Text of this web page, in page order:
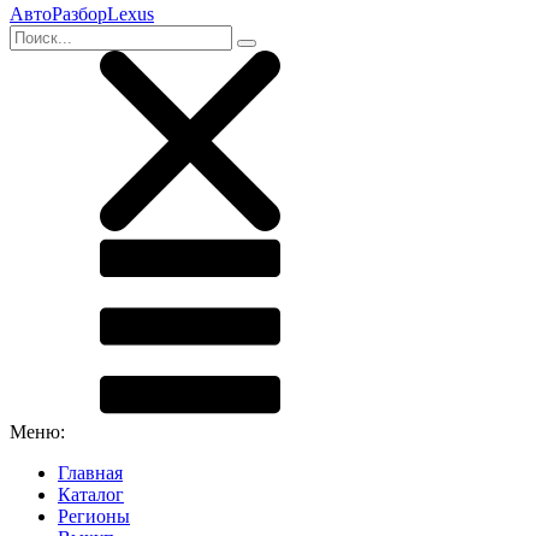
АвтоРазборLexus
Меню:
Главная
Каталог
Регионы